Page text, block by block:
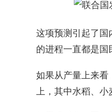
这项预测引起了国
的进程一直都是国
如果从产量上来看
上，其中水稻、小